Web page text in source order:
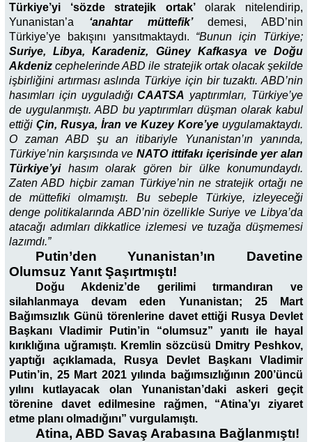
Türkiye’yi ‘sözde stratejik ortak’olarak nitelendirip,
Yunanistan’a ‘anahtar müttefik’demesi, ABD’nin
Türkiye’ye bakışını yansıtmaktaydı. “Bunun için Türkiye;
Suriye, Libya, Karadeniz, Güney Kafkasya ve Doğu
Akdeniz cephelerinde ABD ile stratejik ortak olacak şekilde
işbirliğini artırması aslında Türkiye için bir tuzaktı. ABD’nin
hasımları için uyguladığıCAATSA yaptırımları, Türkiye’ye
de uygulanmıştı. ABD bu yaptırımları düşman olarak kabul
ettiği Çin, Rusya, İran ve Kuzey Kore’ye uygulamaktaydı.
O zaman ABD şu an itibariyle Yunanistan’ın yanında,
Türkiye’nin karşısında ve NATO ittifakı içerisinde yer alan
Türkiye’yihasım olarak gören bir ülke konumundaydı.
Zaten ABD hiçbir zaman Türkiye’nin ne stratejik ortağı ne
de müttefiki olmamıştı. Bu sebeple Türkiye, izleyeceği
denge politikalarında ABD’nin özellikle Suriye ve Libya’da
atacağı adımları dikkatlice izlemesi ve tuzağa düşmemesi
lazımdı.”
Putin’den Yunanistan’ın Davetine
Olumsuz Yanıt Şaşırtmıştı!
Doğu Akdeniz’de gerilimi tırmandıran ve
silahlanmaya devam eden Yunanistan; 25 Mart
Bağımsızlık Günü törenlerine davet ettiği Rusya Devlet
Başkanı Vladimir Putin’in “olumsuz” yanıtı ile hayal
kırıklığına uğramıştı. Kremlin sözcüsü Dmitry Peshkov,
yaptığı açıklamada, Rusya Devlet Başkanı Vladimir
Putin’in, 25 Mart 2021 yılında bağımsızlığının 200’üncü
yılını kutlayacak olan Yunanistan’daki askeri geçit
törenine davet edilmesine rağmen, “Atina’yı ziyaret
etme planı olmadığını” vurgulamıştı.
Atina, ABD Savaş Arabasına Bağlanmıştı!